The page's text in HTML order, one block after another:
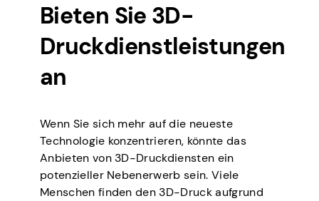
Bieten Sie 3D-
Druckdienstleistungen
an
Wenn Sie sich mehr auf die neueste
Technologie konzentrieren, könnte das
Anbieten von 3D-Druckdiensten ein
potenzieller Nebenerwerb sein. Viele
Menschen finden den 3D-Druck aufgrund